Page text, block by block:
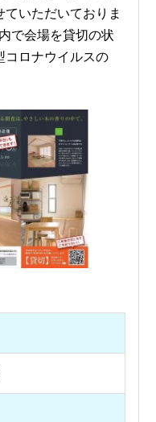
いただいておりま
で会場を貸切の状
コロナウイルスの